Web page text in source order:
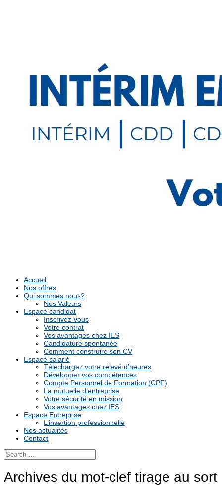
Accueil
Nos offres
Qui sommes nous?
Nos Valeurs
Espace candidat
Inscrivez-vous
Votre contrat
Vos avantages chez IES
Candidature spontanée
Comment construire son CV
Espace salarié
Téléchargez votre relevé d’heures
Développer vos compétences
Compte Personnel de Formation (CPF)
La mutuelle d’entreprise
Votre sécurité en mission
Vos avantages chez IES
Espace Entreprise
L’insertion professionnelle
Nos actualités
Contact
Archives du mot-clef tirage au sort